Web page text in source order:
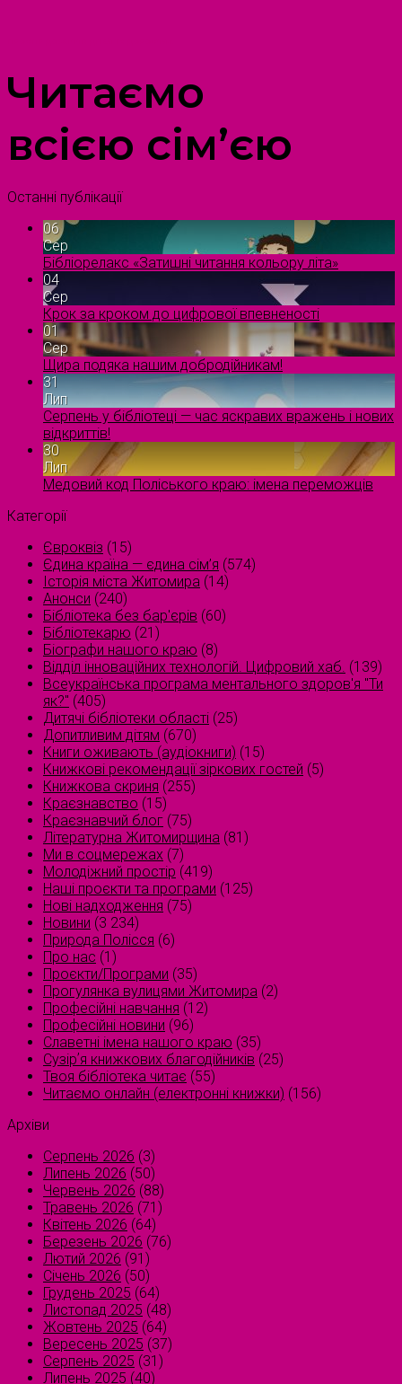
Читаємо
всією сім’єю
Останні публікації
06
Сер
Бібліорелакс «Затишні читання кольору літа»
04
Сер
Крок за кроком до цифрової впевненості
01
Сер
Щира подяка нашим добродійникам!
31
Лип
Серпень у бібліотеці — час яскравих вражень і нових
відкриттів!
30
Лип
Медовий код Поліського краю: імена переможців
Категорії
Євроквіз (15)
Єдина країна — єдина сім’я (574)
Історія міста Житомира (14)
Анонси (240)
Бібліотека без бар'єрів (60)
Бібліотекарю (21)
Біографи нашого краю (8)
Відділ інноваційних технологій. Цифровий хаб. (139)
Всеукраїнська програма ментального здоров'я "Ти
як?" (405)
Дитячі бібліотеки області (25)
Допитливим дітям (670)
Книги оживають (аудіокниги) (15)
Книжкові рекомендації зіркових гостей (5)
Книжкова скриня (255)
Краєзнавство (15)
Краєзнавчий блог (75)
Літературна Житомирщина (81)
Ми в соцмережах (7)
Молодіжний простір (419)
Наші проєкти та програми (125)
Нові надходження (75)
Новини (3 234)
Природа Полісся (6)
Про нас (1)
Проєкти/Програми (35)
Прогулянка вулицями Житомира (2)
Професійні навчання (12)
Професійні новини (96)
Славетні імена нашого краю (35)
Сузірʼя книжкових благодійників (25)
Твоя бібліотека читає (55)
Читаємо онлайн (електронні книжки) (156)
Архіви
Серпень 2026 (3)
Липень 2026 (50)
Червень 2026 (88)
Травень 2026 (71)
Квітень 2026 (64)
Березень 2026 (76)
Лютий 2026 (91)
Січень 2026 (50)
Грудень 2025 (64)
Листопад 2025 (48)
Жовтень 2025 (64)
Вересень 2025 (37)
Серпень 2025 (31)
Липень 2025 (40)